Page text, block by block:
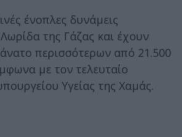
ένοπλες δυνάμεις
της Γάζας και έχουν
περισσότερων από 21.500
με τον τελευταίο
Υγείας της Χαμάς.